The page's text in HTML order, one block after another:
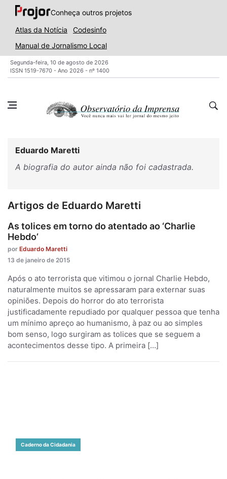
Conheça outros projetos
Atlas da Notícia
Codesinfo
Manual de Jornalismo Local
Segunda-feira, 10 de agosto de 2026
ISSN 1519-7670 - Ano 2026 - nº 1400
Eduardo Maretti
A biografia do autor ainda não foi cadastrada.
Artigos de Eduardo Maretti
As tolices em torno do atentado ao ‘Charlie
Hebdo’
por Eduardo Maretti
13 de janeiro de 2015
Após o ato terrorista que vitimou o jornal Charlie Hebdo,
naturalmente muitos se apressaram para externar suas
opiniões. Depois do horror do ato terrorista
justificadamente repudiado por qualquer pessoa que tenha
um mínimo apreço ao humanismo, à paz ou ao simples
bom senso, logo surgiram as tolices que se seguem a
acontecimentos desse tipo. A primeira […]
Caderno da Cidadania